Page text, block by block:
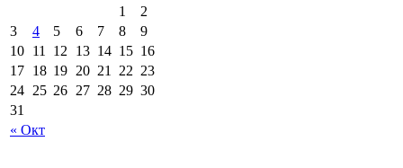
« Окт
1
2
3
4 5 6 7 8
9
10 11 12 13 14 15 16
17 18 19 20 21 22 23
24 25 26 27 28 29 30
31